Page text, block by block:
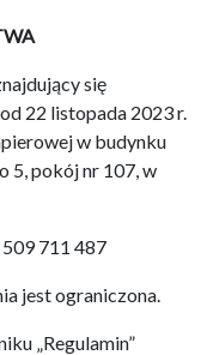
się
22 listopada 2023 r.
w budynku
5, pokój nr 107, w
711 487
jest ograniczona.
„Regulamin”